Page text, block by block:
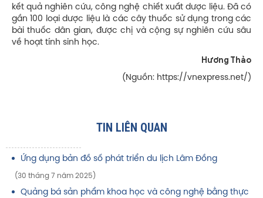
kết quả nghiên cứu, công nghệ chiết xuất dược liệu. Đã có
gần 100 loại dược liệu là các cây thuốc sử dụng trong các
bài thuốc dân gian, được chị và cộng sự nghiên cứu sâu
về hoạt tính sinh học.
Hương Thảo
(Nguồn: https://vnexpress.net/)
TIN LIÊN QUAN
Ứng dụng bản đồ số phát triển du lịch Lâm Đồng
(30 tháng 7 năm 2025)
Quảng bá sản phẩm khoa học và công nghệ bằng thực